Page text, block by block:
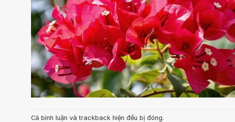
Cả bình luận và trackback hiện đều bị đóng.